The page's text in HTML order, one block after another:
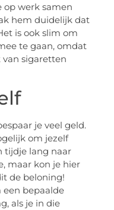
op werk samen
hem duidelijk dat
is ook slim om
te gaan, omdat
sigaretten
je veel geld.
om jezelf
tijdje lang naar
maar kon je hier
de beloning!
een bepaalde
als je in die